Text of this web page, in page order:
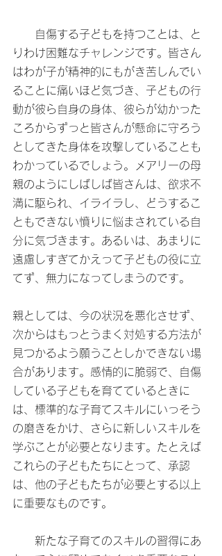
自傷する子どもを持つことは、と
りわけ困難なチャレンジです。皆さん
はわが子が精神的にもがき苦しんでい
ることに痛いほど気づき、子どもの行
動が彼ら自身の身体、彼らが幼かった
ころからずっと皆さんが懸命に守ろう
としてきた身体を攻撃していることも
わかっているでしょう。メアリーの母
親のようにしばしば皆さんは、欲求不
満に駆られ、イライラし、どうするこ
ともできない憤りに悩まされている自
分に気づきます。あるいは、あまりに
遠慮しすぎてかえって子どもの役に立
てず、無力になってしまうのです。
親としては、今の状況を悪化させず、
次からはもっとうまく対処する方法が
見つかるよう願うことしかできない場
合があります。感情的に脆弱で、自傷
している子どもを育てているときに
は、標準的な子育てスキルにいっそう
の磨きをかけ、さらに新しいスキルを
学ぶことが必要となります。たとえば
これらの子どもたちにとって、承認
は、他の子どもたちが必要とする以上
に重要なものです。
新たな子育てのスキルの習得にあ